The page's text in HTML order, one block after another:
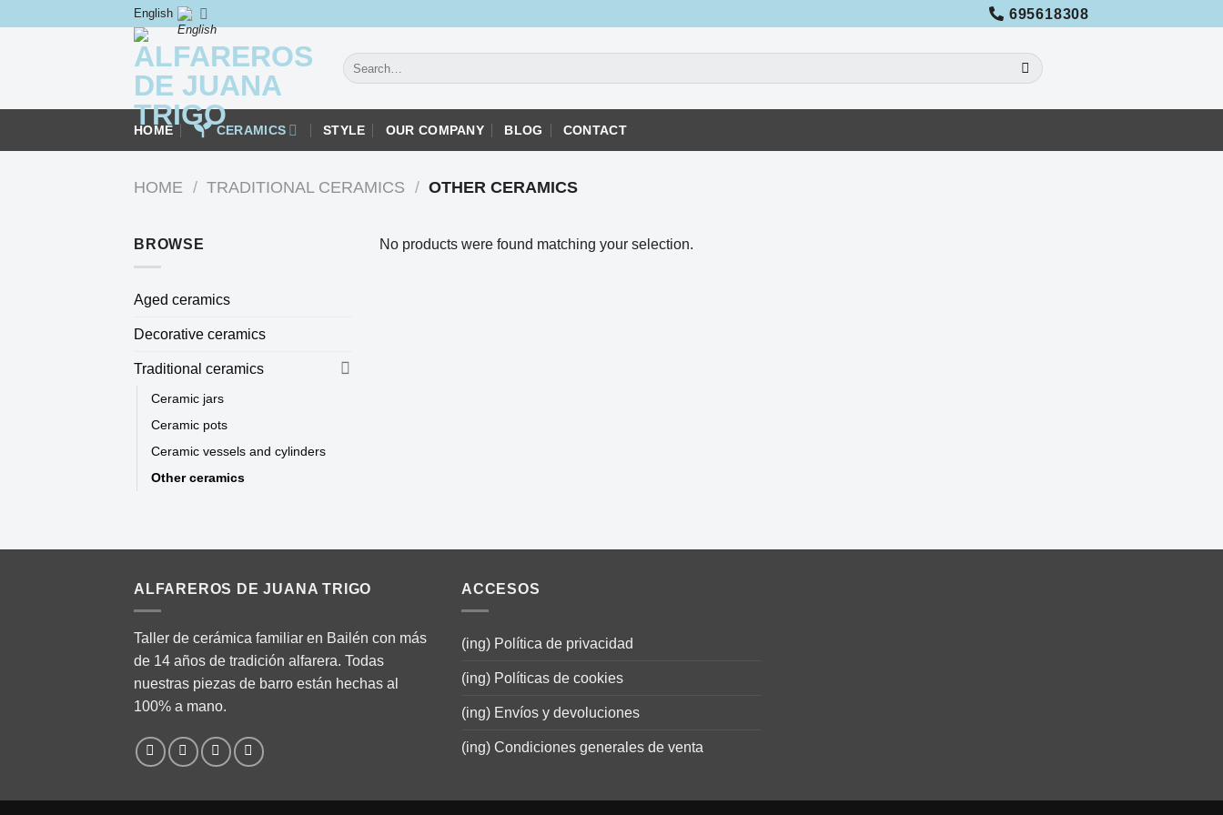
English 695618308
Search
for:
HOME CERAMICS STYLE OUR COMPANY BLOG CONTACT
HOME / TRADITIONAL CERAMICS / OTHER CERAMICS
BROWSE
Aged ceramics
Decorative ceramics
Traditional ceramics
Ceramic jars
Ceramic pots
Ceramic vessels and cylinders
Other ceramics
No products were found matching your selection.
ALFAREROS DE JUANA TRIGO
Taller de cerámica familiar en Bailén con más
de 14 años de tradición alfarera. Todas
nuestras piezas de barro están hechas al
100% a mano.
ACCESOS
(ing) Política de privacidad
(ing) Políticas de cookies
(ing) Envíos y devoluciones
(ing) Condiciones generales de venta